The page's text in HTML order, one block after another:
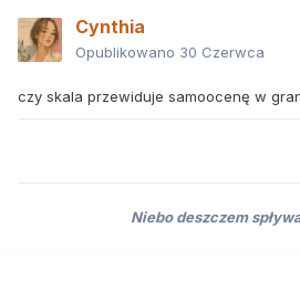
Cynthia
Opublikowano 30 Czerwca
czy skala przewiduje samoocenę w
Niebo deszczem